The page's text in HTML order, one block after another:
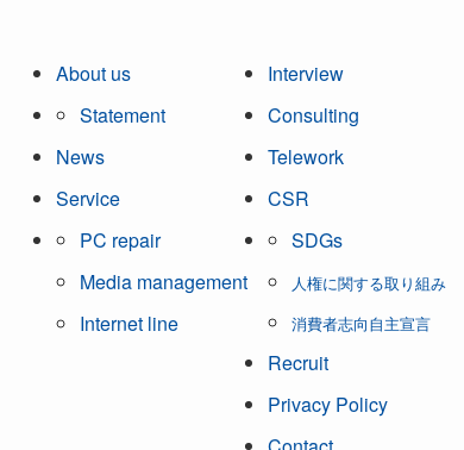
About us
Statement
News
Service
PC repair
Media management
Internet line
Interview
Consulting
Telework
CSR
SDGs
人権に関する取り組み
消費者志向自主宣言
Recruit
Privacy Policy